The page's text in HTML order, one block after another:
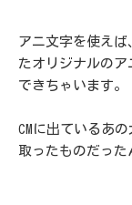
アニ文字を使え
たオリジナルの
できちゃいます。
CMに出ているあ
取ったものだった